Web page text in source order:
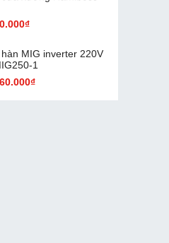
MIG inverter 220V
1